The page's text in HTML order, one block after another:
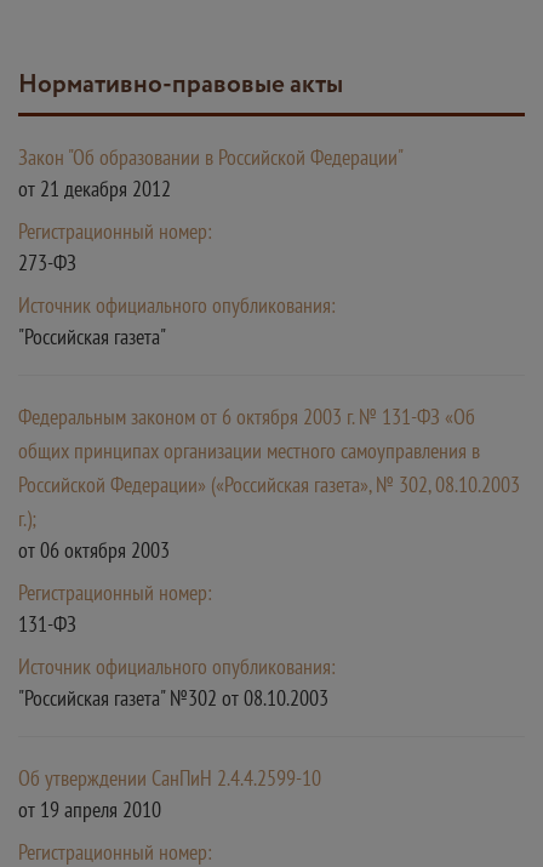
Нормативно-правовые акты
Закон "Об образовании в Российской Федерации"
от 21 декабря 2012
Регистрационный номер:
273-ФЗ
Источник официального опубликования:
"Российская газета"
Федеральным законом от 6 октября 2003 г. № 131-ФЗ «Об
общих принципах организации местного самоуправления в
Российской Федерации» («Российская газета», № 302, 08.10.2003
г.);
от 06 октября 2003
Регистрационный номер:
131-ФЗ
Источник официального опубликования:
"Российская газета" №302 от 08.10.2003
Об утверждении СанПиН 2.4.4.2599-10
от 19 апреля 2010
Регистрационный номер: